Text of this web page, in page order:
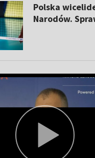
Polska
Narodów.